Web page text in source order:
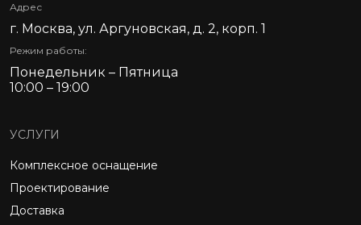
Адрес
г. Москва, ул. Аргуновская, д. 2, корп. 1
Режим работы:
Понедельник – Пятница
10:00 – 19:00
УСЛУГИ
Комплексное оснащение
Проектирование
Доставка